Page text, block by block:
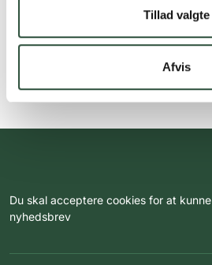
Tillad valgte
Afvis
Du skal acceptere cookies for at
nyhedsbrev